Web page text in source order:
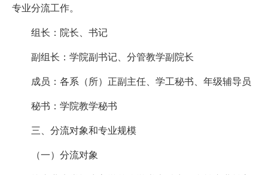
专业分流工作。
组长：院长、书记
副组长：学院副书记、分管教学副院长
成员：各系（所）正副主任、学工秘书、年级辅导员
秘书：学院教学秘书
三、分流对象和专业规模
（一）分流对象